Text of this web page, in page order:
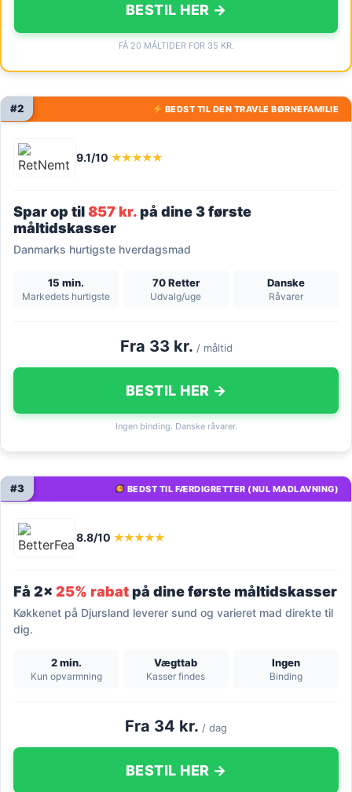
BESTIL HER →
FÅ 20 MÅLTIDER FOR 35 KR.
BEDST TIL DEN TRAVLE BØRNEFAMILIE
#2
9.1/10 ★★★★★
Spar op til857 kr.på dine 3 første
måltidskasser
Danmarks hurtigste hverdagsmad
15 min.
Markedets hurtigste
70 Retter
Udvalg/uge
Danske
Råvarer
Fra 33 kr. / måltid
BESTIL HER →
Ingen binding. Danske råvarer.
BEDST TIL FÆRDIGRETTER (NUL MADLAVNING)
#3
8.8/10 ★★★★★
Få 2x 25% rabatpå dine første måltidskasser
Køkkenet på Djursland leverer sund og varieret mad direkte til
dig.
2 min.
Kun opvarmning
Vægttab
Kasser findes
Ingen
Binding
Fra 34 kr. / dag
BESTIL HER →